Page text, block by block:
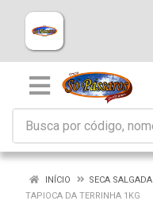
INÍCIO SECA SALGADA
TAPIOCA DA TERRINHA 1KG